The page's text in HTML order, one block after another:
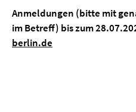
Anmeldungen (bitte mit
im Betreff) bis zum
berlin.de